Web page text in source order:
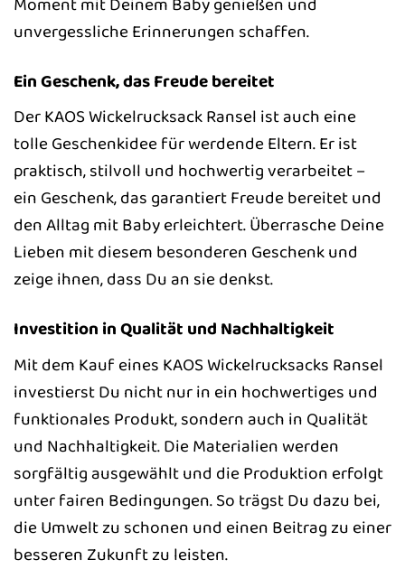
unvergessliche Erinnerungen schaffen.
Ein Geschenk, das Freude bereitet
Der KAOS Wickelrucksack Ransel ist auch eine
tolle Geschenkidee für werdende Eltern. Er ist
praktisch, stilvoll und hochwertig verarbeitet –
ein Geschenk, das garantiert Freude bereitet und
den Alltag mit Baby erleichtert. Überrasche Deine
Lieben mit diesem besonderen Geschenk und
zeige ihnen, dass Du an sie denkst.
Investition in Qualität und Nachhaltigkeit
Mit dem Kauf eines KAOS Wickelrucksacks Ransel
investierst Du nicht nur in ein hochwertiges und
funktionales Produkt, sondern auch in Qualität
und Nachhaltigkeit. Die Materialien werden
sorgfältig ausgewählt und die Produktion erfolgt
unter fairen Bedingungen. So trägst Du dazu bei,
die Umwelt zu schonen und einen Beitrag zu einer
besseren Zukunft zu leisten.